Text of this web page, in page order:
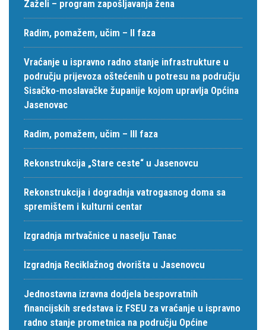
Zaželi – program zapošljavanja žena
Radim, pomažem, učim – II faza
Vraćanje u ispravno radno stanje infrastrukture u
području prijevoza oštećenih u potresu na području
Sisačko-moslavačke županije kojom upravlja Općina
Jasenovac
Radim, pomažem, učim – III faza
Rekonstrukcija „Stare ceste“ u Jasenovcu
Rekonstrukcija i dogradnja vatrogasnog doma sa
spremištem i kulturni centar
Izgradnja mrtvačnice u naselju Tanac
Izgradnja Reciklažnog dvorišta u Jasenovcu
Jednostavna izravna dodjela bespovratnih
financijskih sredstava iz FSEU za vraćanje u ispravno
radno stanje prometnica na području Općine